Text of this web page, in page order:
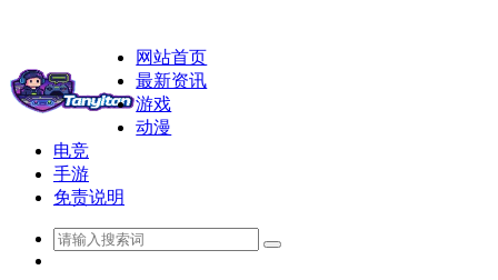
网站首页
最新资讯
游戏
动漫
电竞
手游
免责说明